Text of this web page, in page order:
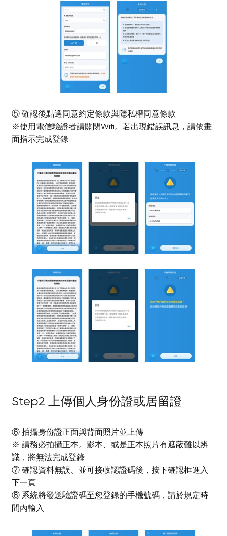
⑤ 確認後點選同意約定條款與隱私權同意條款
※使用電信驗證者請關閉Wifi。若出現錯誤訊息，請依畫
面指示完成登錄
Step2 上傳個人身份證或居留證
⑥ 拍攝身份證正面與背面照片並上傳
※ 請務必拍攝正本。影本、或是正本照片有遮蔽難以辨
識，將無法完成登錄
⑦ 確認資料無誤、並可接收認證碼後，按下確認框進入
下一頁
⑧ 系統將發送驗證碼至您登錄的手機號碼，請於規定時
間內輸入
您的購物車